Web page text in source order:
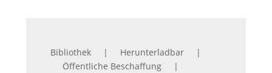
Bibliothek
Herunterladbar
Öffentliche Beschaffung